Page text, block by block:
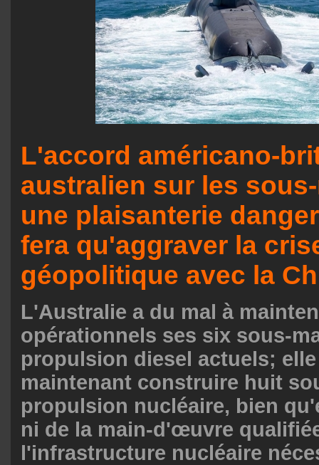
L'accord américano-
australien sur les
une plaisanterie
fera qu'aggraver la
géopolitique avec la
L'Australie a du mal à
opérationnels ses six sous-
propulsion diesel actuels;
maintenant construire huit
propulsion nucléaire, bien
ni de la main-d'œuvre
l'infrastructure nucléaire